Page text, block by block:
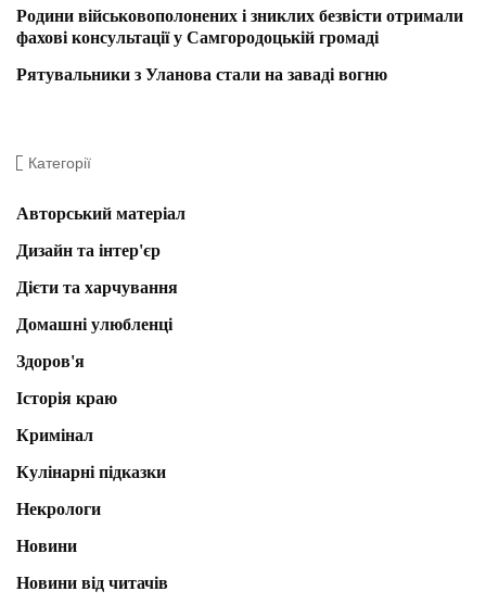
Родини військовополонених і зниклих безвісти отримали
фахові консультації у Самгородоцькій громаді
Рятувальники з Уланова стали на заваді вогню
Категорії
Авторський матеріал
Дизайн та інтер'єр
Дієти та харчування
Домашні улюбленці
Здоров'я
Історія краю
Кримінал
Кулінарні підказки
Некрологи
Новини
Новини від читачів